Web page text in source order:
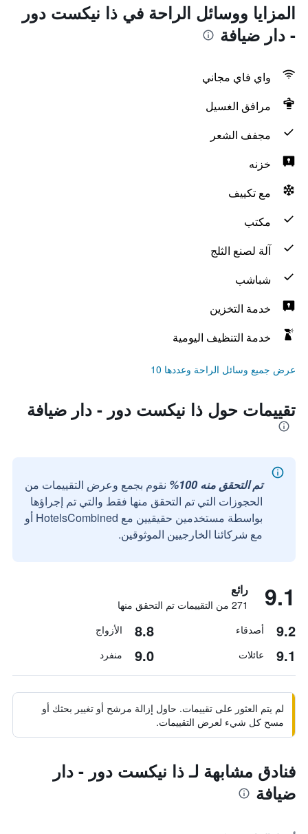
المزايا ووسائل الراحة في ذا نيكست دور
- دار ضيافة
واي فاي مجاني
مرافق الغسيل
مجفف الشعر
خزنه
مع تكييف
مكتب
آلة لصنع الثلج
شباشب
خدمة التخزين
خدمة التنظيف اليومية
عرض جميع وسائل الراحة وعددها 10
تقييمات حول ذا نيكست دور - دار ضيافة
تم التحقق منه 100%
نقوم بجمع وعرض التقييمات من
الحجوزات التي تم التحقق منها فقط والتي تم إجراؤها
بواسطة مستخدمين حقيقيين مع HotelsCombined أو
مع شركائنا الخارجيين الموثوقين.
9.1 رائع
271 من التقييمات تم التحقق منها
9.2 أصدقاء 8.8 الأزواج
9.1 عائلات 9.0 منفرد
لم يتم العثور على تقييمات. حاول إزالة مرشح أو تغيير بحثك أو
مسح كل شيء لعرض التقييمات.
فنادق مشابهة لـ ذا نيكست دور - دار
ضيافة